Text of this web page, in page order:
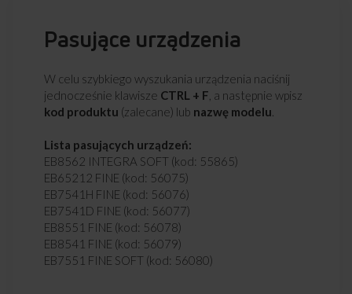
Pasujące urządzenia
W celu szybkiego wyszukania urządzenia naciśnij
jednocześnie klawisze CTRL + F , a następnie wpisz
kod produktu (zalecane) lub nazwę modelu
Lista pasujących urządzeń:
EB8562 INTEGRA SOFT (kod: 55865)
EB65212 FINE (kod: 56075)
EB7541H FINE (kod: 56076)
EB7541D FINE (kod: 56077)
EB8551 FINE (kod: 56078)
EB8541 FINE (kod: 56079)
EB7551 FINE SOFT (kod: 56080)